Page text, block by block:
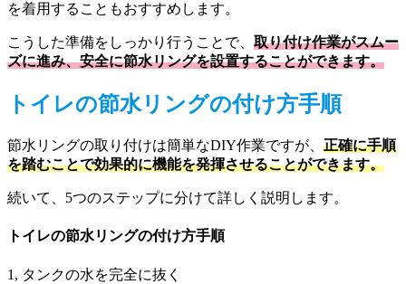
を着用することもおすすめします。
こうした準備をしっかり行うことで、 取り付け作業がスムー
ズに進み、安全に節水リングを設置することができます。
トイレの節水リングの付け方手順
節水リングの取り付けは簡単なDIY作業ですが、 正確に手順
を踏むことで効果的に機能を発揮させることができます。
続いて、5つのステップに分けて詳しく説明します。
トイレの節水リングの付け方手順
1, タンクの水を完全に抜く